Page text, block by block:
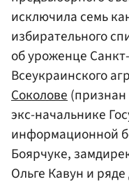
исключила семь
избирательного
об уроженце
Всеукраинского
Соколове
экс-начальнике
информационной
Боярчуке,
Ольге Кавун и